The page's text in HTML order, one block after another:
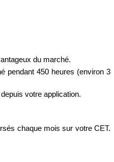
du marché.
pendant 450 heures (environ 3
votre application.
chaque mois sur votre CET.